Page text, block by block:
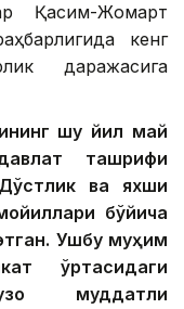
Қасим-Жомарт
кенг
даражасига
шу йил май
ташрифи
ва яхши
бўйича
Ушбу муҳим
ўртасидаги
муддатли